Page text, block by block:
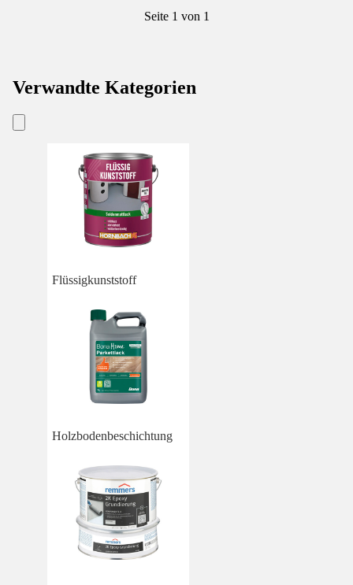
Seite 1 von 1
Verwandte Kategorien
Flüssigkunststoff
Holzbodenbeschichtung